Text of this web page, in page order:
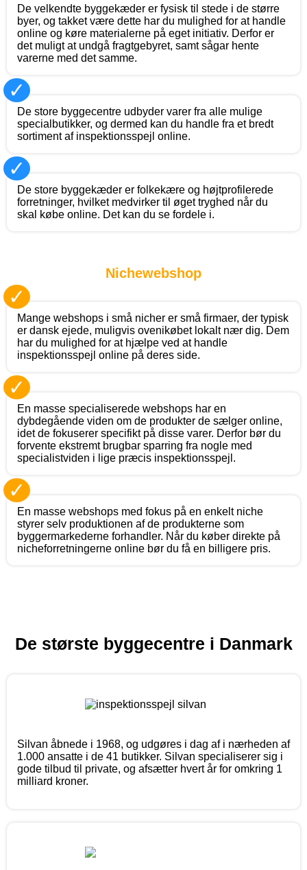
De velkendte byggekæder er fysisk til stede i de større
byer, og takket være dette har du mulighed for at handle
online og køre materialerne på eget initiativ. Derfor er
det muligt at undgå fragtgebyret, samt sågar hente
varerne med det samme.
✓
De store byggecentre udbyder varer fra alle mulige
specialbutikker, og dermed kan du handle fra et bredt
sortiment af inspektionsspejl online.
✓
De store byggekæder er folkekære og højtprofilerede
forretninger, hvilket medvirker til øget tryghed når du
skal købe online. Det kan du se fordele i.
Nichewebshop
✓
Mange webshops i små nicher er små firmaer, der typisk
er dansk ejede, muligvis ovenikøbet lokalt nær dig. Dem
har du mulighed for at hjælpe ved at handle
inspektionsspejl online på deres side.
✓
En masse specialiserede webshops har en
dybdegående viden om de produkter de sælger online,
idet de fokuserer specifikt på disse varer. Derfor bør du
forvente ekstremt brugbar sparring fra nogle med
specialistviden i lige præcis inspektionsspejl.
✓
En masse webshops med fokus på en enkelt niche
styrer selv produktionen af de produkterne som
byggermarkederne forhandler. Når du køber direkte på
nicheforretningerne online bør du få en billigere pris.
De største byggecentre i Danmark
Silvan åbnede i 1968, og udgøres i dag af i nærheden af
1.000 ansatte i de 41 butikker. Silvan specialiserer sig i
gode tilbud til private, og afsætter hvert år for omkring 1
milliard kroner.